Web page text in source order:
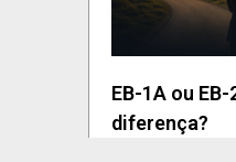
EB-1A ou
diferença?